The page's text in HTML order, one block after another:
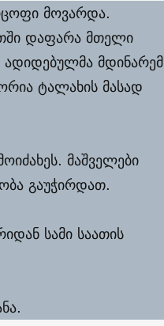
მოვარდა.
დაფარა მთელი
ადიდებულმა მდინარემ
ტალახის მასად
მაშველები
გაუჭირდათ.
სამი საათის